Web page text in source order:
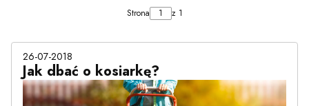
Strona z 1
26-07-2018
Jak dbać o kosiarkę?